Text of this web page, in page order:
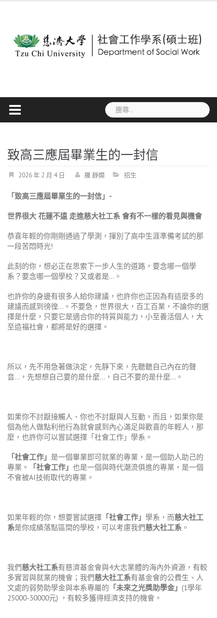
搜
尋
字:
致高三應屆畢業生的一封信
2026 年 2 月 4 日 羅 靜嫻 招生
「致高三應屆畢業生的一封信」-
世界很大 花蓮不遠 走進慈大社工系 會有不一樣的看見與機會
恭喜年輕的你剛剛通過了學測，揮別了高中生涯準備考試的那
一段苦悶時光!
此刻的你，想必正在思索下一步人生的道路，要念哪一個學
系？要念哪一個學校？又或者是…。
也許你的身邊有很多人給你建議，也許你也正因為有這麼多的
建議而感到徬徨…。不要急，世界很大，百工百業，不論你的選
擇是什麼，只要它是適合你的特質與能力，小至養活個人，大
至造福社會，都將是好的選擇。
所以，先不用急著做決定，先靜下來，先聽聽自己內在的聲
音…，先想想自己要的是什麼…，自己不要的是什麼…。
如果你不討厭接觸人、你也不討厭與人互動，而且，如果你是
個為他人做點利他行為就會感到內心滿足與歡喜的年輕人，那
麼，也許你可以嘗試選擇「社會工作」學系。
「社會工作」 是一個畢業即可就業的專業，是一個助人助己的
專業。
「社會工作」 也是一個與時代潮流俱進的專業，是一個
不會被AI技術取代的專業。
如果年輕的你，想要嘗試選擇 「社會工作」 學系，而慈大社工
系是你成績落點區間的學校，可以考慮我們慈大社工系 。
我們慈大社工系有慈濟基金會與4大志業體的海內外資源，有較
多實習與就業的機會；我們慈大社工系有基金會的公費生、人
文處的弱勢助學金與本系專屬的 「未來之光獎助學金」 (1學年
25000-30000元) ，有較多獲得經濟支持的機會。